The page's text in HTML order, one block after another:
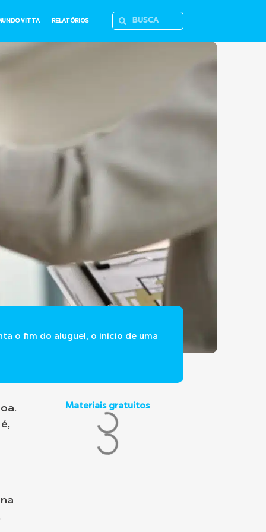
VITTA RELATÓRIOS
o fim do aluguel, o início de uma
Materiais gratuitos